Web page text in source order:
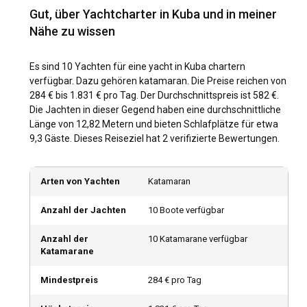
faszinieren. Zu den Top-Segelrouten zählen zunächst
Havanna, Weiterfahrt nach Varadero und dann weiter nach
erleben. Ganz gleich, ob Sie sich für einen Insel-Hopping
entscheiden oder die einzelnen Reiseziele genießen
möchten, mit einem Yachtcharter in Kuba können Sie Ihre
unvergessliche Segelreise individuell gestalten.
chartern?
wenn das Wetter kühler und weniger feucht ist. Dies ist auch
dem Havana Jazz Festival teilzunehmen und das
Gut, über Yachtcharter in Kuba und in meiner
Nähe zu wissen
Es sind 10 Yachten für eine yacht in Kuba chartern
verfügbar. Dazu gehören katamaran. Die Preise reichen von
284 € bis 1.831 € pro Tag. Der Durchschnittspreis ist 582 €.
Die Jachten in dieser Gegend haben eine durchschnittliche
Länge von 12,82 Metern und bieten Schlafplätze für etwa
9,3 Gäste. Dieses Reiseziel hat 2 verifizierte Bewertungen.
Arten von Yachten Katamaran
Anzahl der Jachten 10 Boote verfügbar
Anzahl der
Katamarane
10 Katamarane verfügbar
Mindestpreis 284 € pro Tag